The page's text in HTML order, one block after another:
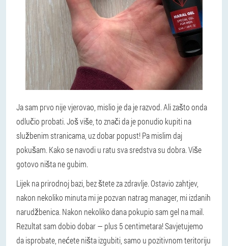
Ja sam prvo nije vjerovao, mislio je da je razvod. Ali zašto onda
odlučio probati. Još više, to znači da je ponudio kupiti na
službenim stranicama, uz dobar popust! Pa mislim daj
pokušam. Kako se navodi u ratu sva sredstva su dobra. Više
gotovo ništa ne gubim.
Lijek na prirodnoj bazi, bez štete za zdravlje. Ostavio zahtjev,
nakon nekoliko minuta mi je pozvan natrag manager, mi izdanih
narudžbenica. Nakon nekoliko dana pokupio sam gel na mail.
Rezultat sam dobio dobar — plus 5 centimetara! Savjetujemo
da isprobate, nećete ništa izgubiti, samo u pozitivnom teritoriju